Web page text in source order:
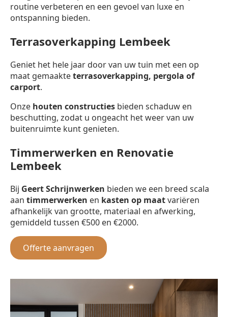
routine verbeteren en een gevoel van luxe en
ontspanning bieden.
Terrasoverkapping Lembeek
Geniet het hele jaar door van uw tuin met een op
maat gemaakteterrasoverkapping, pergola of
carport.
Onze houten constructies bieden schaduw en
beschutting, zodat u ongeacht het weer van uw
buitenruimte kunt genieten.
Timmerwerken en Renovatie
Lembeek
Bij Geert Schrijnwerken bieden we een breed scala
aan timmerwerken en kasten op maatvariëren
afhankelijk van grootte, materiaal en afwerking,
gemiddeld tussen €500 en €2000.
Offerte aanvragen